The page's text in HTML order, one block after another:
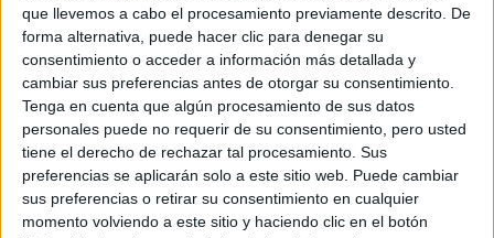
que llevemos a cabo el procesamiento previamente descrito. De
forma alternativa, puede hacer clic para denegar su
consentimiento o acceder a información más detallada y
cambiar sus preferencias antes de otorgar su consentimiento.
Tenga en cuenta que algún procesamiento de sus datos
personales puede no requerir de su consentimiento, pero usted
tiene el derecho de rechazar tal procesamiento. Sus
preferencias se aplicarán solo a este sitio web. Puede cambiar
sus preferencias o retirar su consentimiento en cualquier
momento volviendo a este sitio y haciendo clic en el botón
Seleccionar por provincia
Barcelona(2)
Burgos(1)
Castellón(1)
Madrid
(3)
Murcia
(2)
Pontevedra(1)
La Rioja(1)